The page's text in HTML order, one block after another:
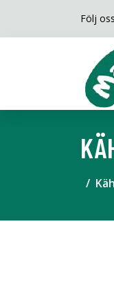
Följ